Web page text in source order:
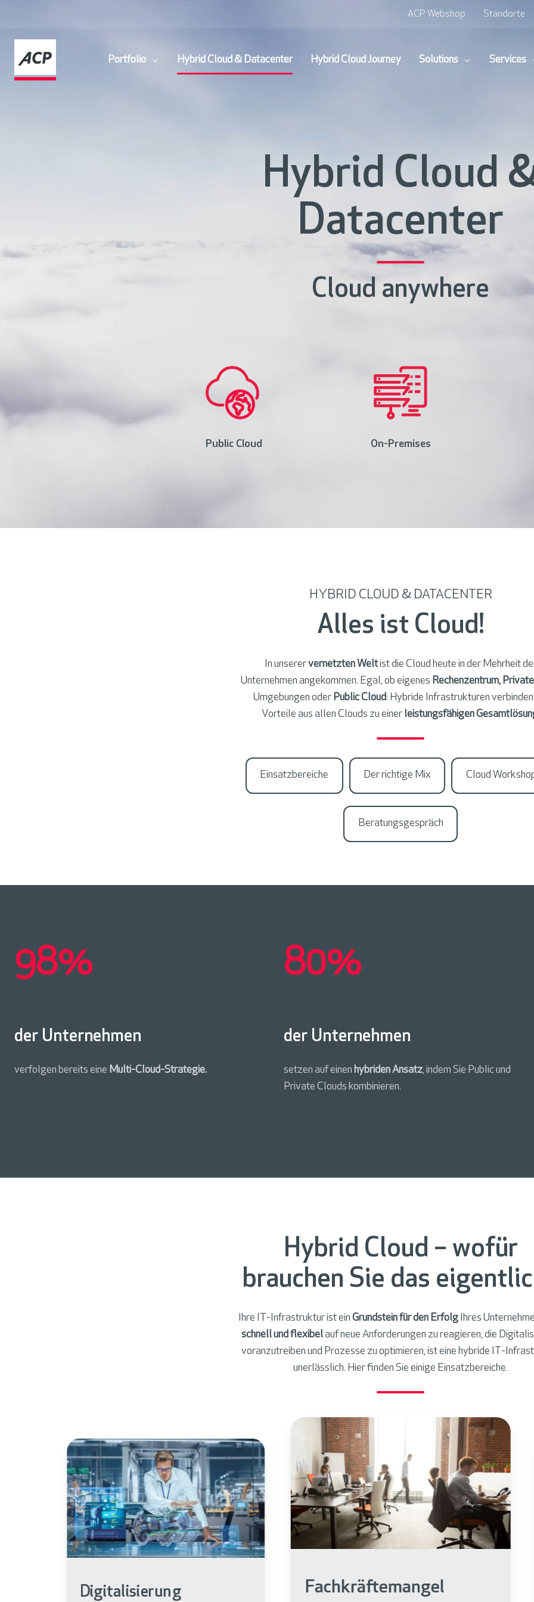
ACP Webshop Standorte
Portfolio Hybrid Cloud & Datacenter Hybrid Cloud Journey Solutions Services
Hybrid Cloud
Datacenter
Cloud anywhere
Public Cloud On-Premises
HYBRID CLOUD & DATACENTER
Alles ist Cloud!
In unserervernetzten Weltist die Cloud heute in der Mehrheit
Unternehmen angekommen. Egal, ob eigenes Rechenzentrum,
Umgebungen oder Public Cloud: Hybride Infrastrukturen verbinden
Vorteile aus allen Clouds zu einer leistungsfähigen
Einsatzbereiche Der richtige Mix Cloud
Beratungsgespräch
98%
der Unternehmen
verfolgen bereits eine Multi-Cloud-Strategie.
80%
der Unternehmen
setzen auf einen hybriden Ansatz, indem Sie Public und
Private Clouds kombinieren.
Hybrid Cloud – wofür
brauchen Sie das
Ihre IT-Infrastruktur ist ein Grundstein für den Erfolg Ihres
schnell und flexibelauf neue Anforderungen zu reagieren, die
voranzutreiben und Prozesse zu optimieren, ist eine hybride IT-
unerlässlich. Hier finden Sie einige Einsatzbereiche.
Fachkräftemangel
Einsparung von